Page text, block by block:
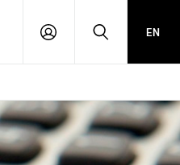
PŘIHLÁŠENÍHLEDAT
EN